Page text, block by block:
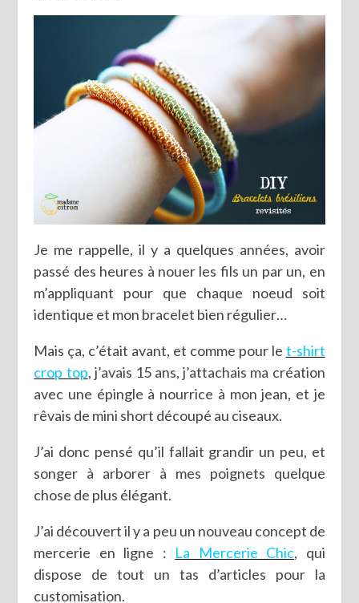
Je me rappelle, il y a quelques années, avoir
passé des heures à nouer les fils un par un, en
m’appliquant pour que chaque noeud soit
identique et mon bracelet bien régulier…
Mais ça, c’était avant, et comme pour le t-shirt
crop top, j’avais 15 ans, j’attachais ma création
avec une épingle à nourrice à mon jean, et je
rêvais de mini short découpé au ciseaux.
J’ai donc pensé qu’il fallait grandir un peu, et
songer à arborer à mes poignets quelque
chose de plus élégant.
J’ai découvert il y a peu un nouveau concept de
mercerie en ligne : La Mercerie Chic, qui
dispose de tout un tas d’articles pour la
customisation.